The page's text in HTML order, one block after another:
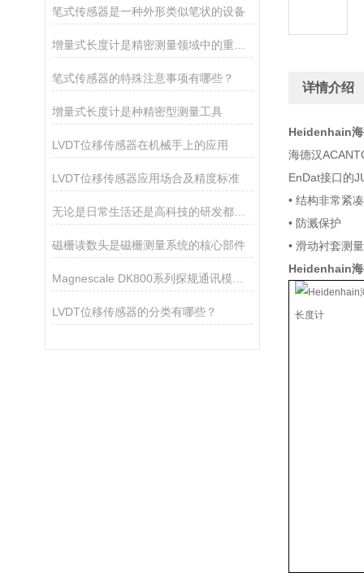
笔式传感器是一种外形类似笔状的设备
增量式长度计是精密测量领域中的重要工具
笔式传感器的特殊注意事项有哪些？
增量式长度计是种精密型测量工具
LVDT位移传感器在机械手上的应用
LVDT位移传感器应用场合及精度标准
无论是日常生活还是高科技的研发都需要用到电感测头
磁栅读数头是磁栅测量系统的核心部件
LVDT位移传感器的分类有哪些？
详情介绍
Heidenhain
海德汉
EnDat接口的
• 结构非常紧凑
• 防溅保护
• 滑动衬套测
Heidenhain